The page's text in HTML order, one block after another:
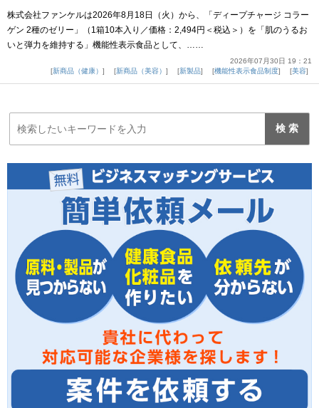
株式会社ファンケルは2026年8月18日（火）から、「ディープチャージ コラー
ゲン 2種のゼリー」（1箱10本入り／価格：2,494円＜税込＞）を「肌のうるお
いと弾力を維持する」機能性表示食品として、……
2026年07月30日 19：21
新商品（健康）
新商品（美容） 新製品 機能性表示食品制度 美容